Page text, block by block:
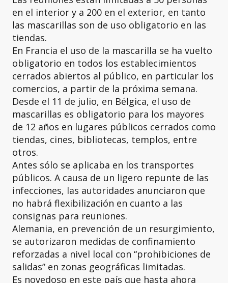
en el interior y a 200 en el exterior, en tanto
las mascarillas son de uso obligatorio en las
tiendas.
En Francia el uso de la mascarilla se ha vuelto
obligatorio en todos los establecimientos
cerrados abiertos al público, en particular los
comercios, a partir de la próxima semana.
Desde el 11 de julio, en Bélgica, el uso de
mascarillas es obligatorio para los mayores
de 12 años en lugares públicos cerrados como
tiendas, cines, bibliotecas, templos, entre
otros.
Antes sólo se aplicaba en los transportes
públicos. A causa de un ligero repunte de las
infecciones, las autoridades anunciaron que
no habrá flexibilización en cuanto a las
consignas para reuniones.
Alemania, en prevención de un resurgimiento,
se autorizaron medidas de confinamiento
reforzadas a nivel local con “prohibiciones de
salidas” en zonas geográficas limitadas.
Es novedoso en este país que hasta ahora